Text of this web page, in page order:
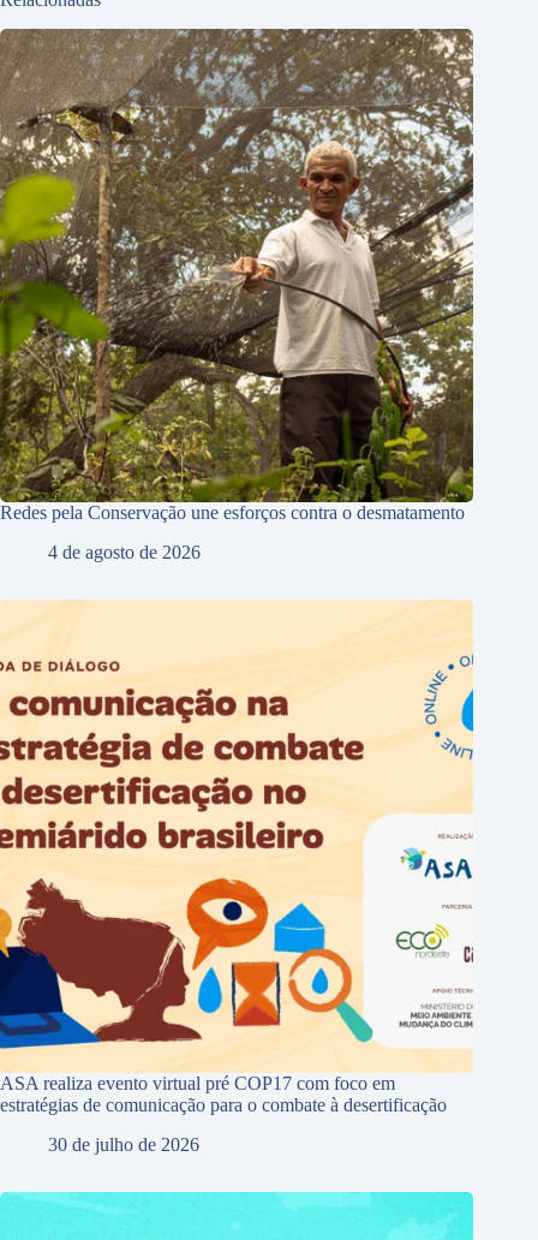
Redes pela Conservação une esforços contra o desmatamento
4 de agosto de 2026
ASA realiza evento virtual pré COP17 com foco em
estratégias de comunicação para o combate à desertificação
30 de julho de 2026